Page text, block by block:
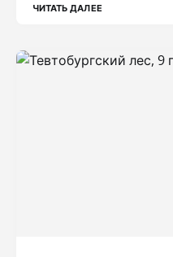
ЧИТАТЬ ДАЛЕЕ